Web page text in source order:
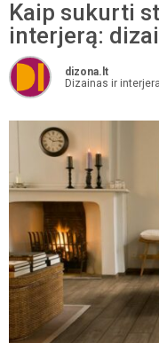
Kaip sukurti
interjerą:
dizona.lt
Dizainas ir